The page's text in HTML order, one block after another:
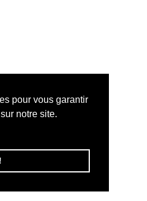
pour vous garantir
notre site.